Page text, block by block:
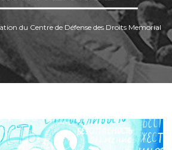
du Centre de Défense des Droits Memorial